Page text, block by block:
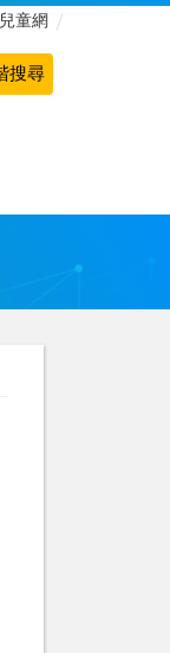
兒童網